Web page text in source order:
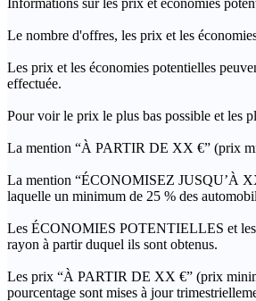
Le nombre d'offres, les prix et les
Les prix et les économies potentielles
effectuée.
Pour voir le prix le plus bas possible et les
La mention “À PARTIR DE XX €” (prix
La mention “ÉCONOMISEZ JUSQU’À
laquelle un minimum de 25 % des
Les ÉCONOMIES POTENTIELLES et les
rayon à partir duquel ils sont obtenus.
Les prix “À PARTIR DE XX €” (prix
pourcentage sont mises à jour